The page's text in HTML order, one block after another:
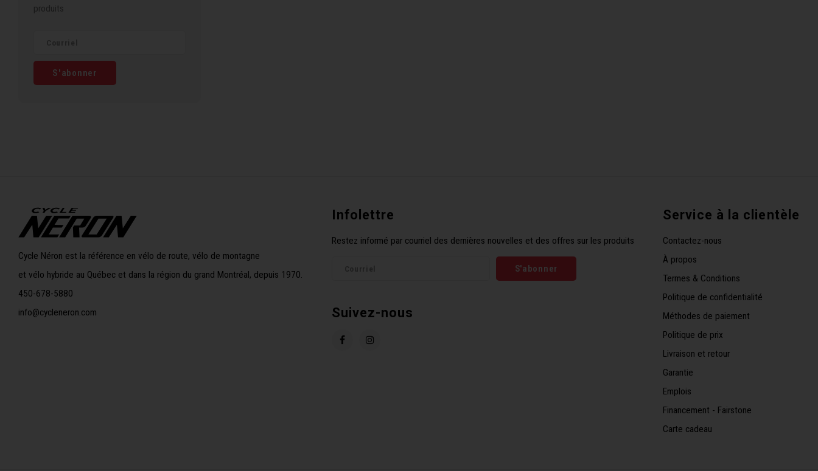
produits
S'abonner
Cycle Néron est la référence en vélo de route, vélo de montagne
et vélo hybride au Québec et dans la région du grand Montréal, depuis 1970.
450-678-5880
info@cycleneron.com
Infolettre
Restez informé par courriel des dernières nouvelles et des offres sur les produits
S'abonner
Suivez-nous
Service à la clientèle
Contactez-nous
À propos
Termes & Conditions
Politique de confidentialité
Méthodes de paiement
Politique de prix
Livraison et retour
Garantie
Emplois
Financement - Fairstone
Carte cadeau